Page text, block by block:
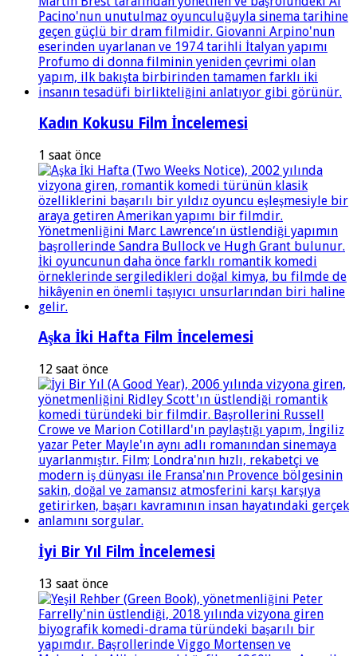
Kadın Kokusu Film İncelemesi
1 saat önce
Aşka İki Hafta Film İncelemesi
12 saat önce
İyi Bir Yıl Film İncelemesi
13 saat önce